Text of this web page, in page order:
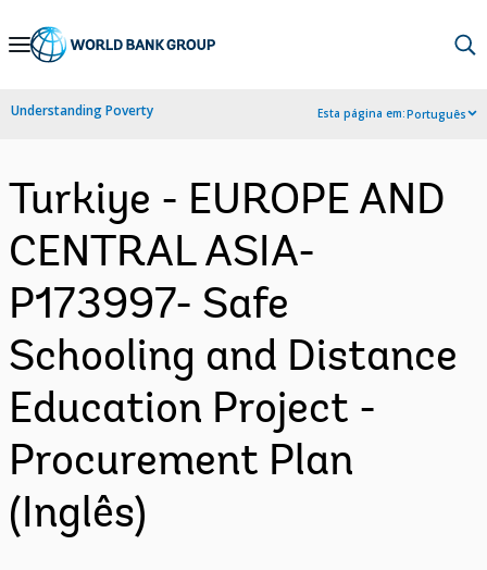
Skip
Navigation
Understanding Poverty Esta página em:Português
Turkiye - EUROPE AND
CENTRAL ASIA-
P173997- Safe
Schooling and Distance
Education Project -
Procurement Plan
(Inglês)